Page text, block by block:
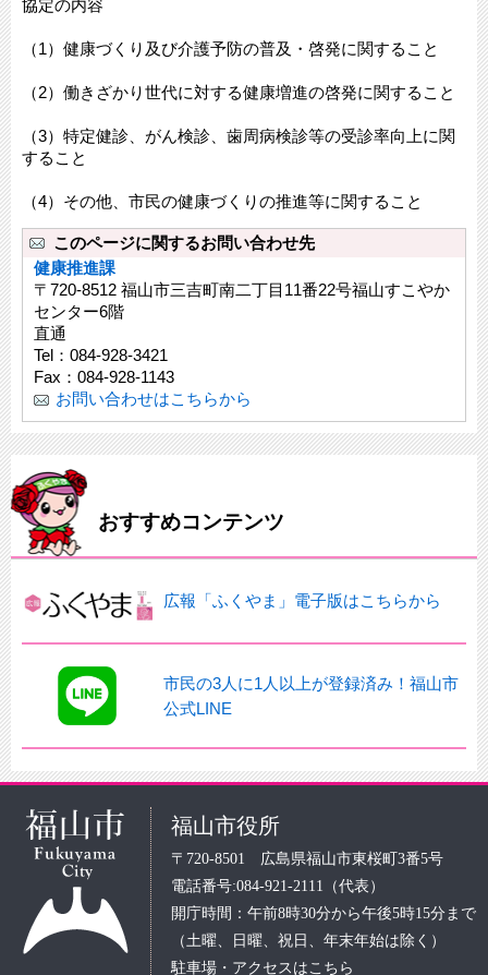
協定の内容
（1）健康づくり及び介護予防の普及・啓発に関すること
（2）働きざかり世代に対する健康増進の啓発に関すること
（3）特定健診、がん検診、歯周病検診等の受診率向上に関
すること
（4）その他、市民の健康づくりの推進等に関すること
このページに関するお問い合わせ先
健康推進課
〒720-8512 福山市三吉町南二丁目11番22号福山すこやか
センター6階
直通
Tel：084-928-3421
Fax：084-928-1143
お問い合わせはこちらから
おすすめコンテンツ
広報「ふくやま」電子版はこちらから
市民の3人に1人以上が登録済み！福山市
公式LINE
福山市役所
〒720-8501 広島県福山市東桜町3番5号
電話番号:084-921-2111（代表）
開庁時間：午前8時30分から午後5時15分まで
（土曜、日曜、祝日、年末年始は除く）
駐車場・アクセスはこちら